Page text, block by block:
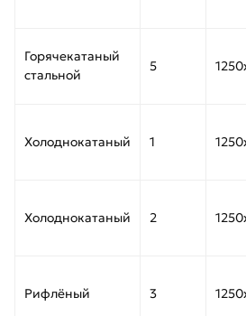
Горячекатаный
стальной
5
Холоднокатаный 1
Холоднокатаный 2
Рифлёный 3